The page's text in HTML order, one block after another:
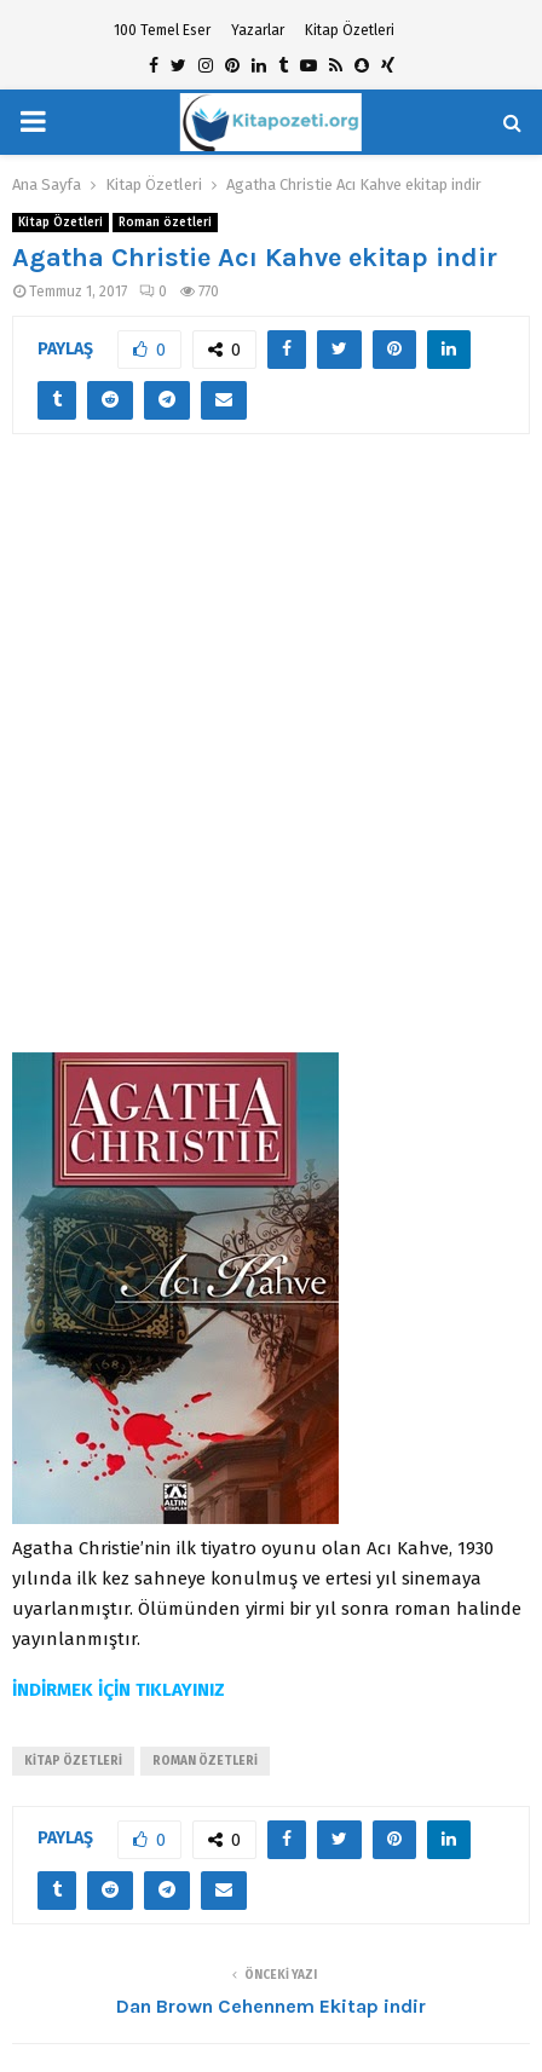
100 Temel Eser Yazarlar Kitap Özetleri
Facebook
TwitterInstagram
Pinterest
Linkedin
TumblrYoutube
RssSnapchat
Xing
PRIMARY
MENU
Ana Sayfa Kitap Özetleri Agatha Christie Acı Kahve ekitap indir
Kitap Özetleri Roman özetleri
Agatha Christie Acı Kahve ekitap indir
Temmuz 1, 2017 0 770
PAYLAŞ 0 0
Agatha Christie’nin ilk tiyatro oyunu olan Acı Kahve, 1930
yılında ilk kez sahneye konulmuş ve ertesi yıl sinemaya
uyarlanmıştır. Ölümünden yirmi bir yıl sonra roman halinde
yayınlanmıştır.
İNDİRMEK İÇİN TIKLAYINIZ
KITAP ÖZETLERI ROMAN ÖZETLERI
PAYLAŞ 0 0
ÖNCEKI YAZI
Dan Brown Cehennem Ekitap indir